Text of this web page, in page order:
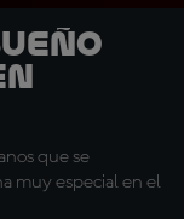
que se
muy especial en el